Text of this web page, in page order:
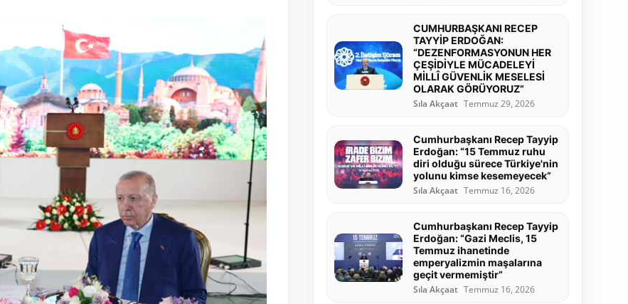
CUMHURBAŞKANI RECEP
TAYYİP ERDOĞAN:
“DEZENFORMASYONUN HER
ÇEŞİDİYLE MÜCADELEYİ
MİLLÎ GÜVENLİK MESELESİ
OLARAK GÖRÜYORUZ”
Sıla Akçaat Temmuz 29, 2026
Cumhurbaşkanı Recep Tayyip
Erdoğan: “15 Temmuz ruhu
diri olduğu sürece Türkiye'nin
yolunu kimse kesemeyecek”
Sıla Akçaat Temmuz 16, 2026
Cumhurbaşkanı Recep Tayyip
Erdoğan: “Gazi Meclis, 15
Temmuz ihanetinde
emperyalizmin maşalarına
geçit vermemiştir”
Sıla Akçaat Temmuz 16, 2026